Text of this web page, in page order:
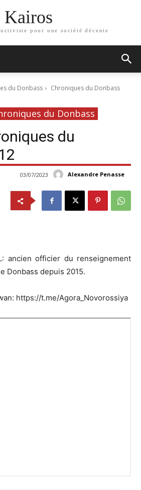
Kairos
pour une société décente
du Donbass
Chroniques du Donbass
du Donbass
du
Alexandre Penasse
03/07/2023
ancien officier du renseignement
Donbass depuis 2015.
https://t.me/Agora_Novorossiya